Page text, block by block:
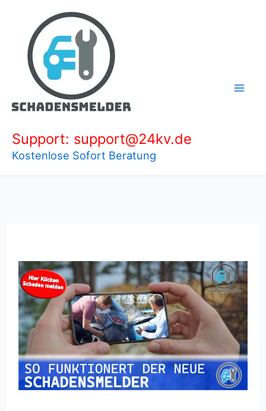
springen
Support: support@24kv.de
Kostenlose Sofort Beratung